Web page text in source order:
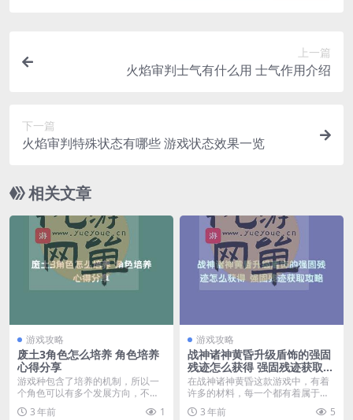
上一篇
火焰审判士气有什么用 士气作用介绍
下一篇
火焰审判特殊状态有哪些 游戏状态效果一览
相关文章
游戏攻略
废土3角色怎么培养 角色培养
心得分享
游戏种包含了培养的机制，所以一
个角色可以有多个发展方向，不少
玩家也对如何培养角色...
3 年前 1
游戏攻略
战神诸神黄昏升级盾饰的强固
残迹怎么获得 强固残迹获取攻
略
在战神诸神黄昏这款游戏中，有着
许多的材料，每一个都有着属于自
己的获取方式，其中升...
3 年前 5